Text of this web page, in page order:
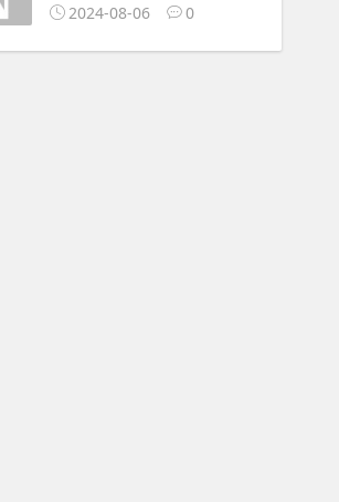
2024-08-06
0